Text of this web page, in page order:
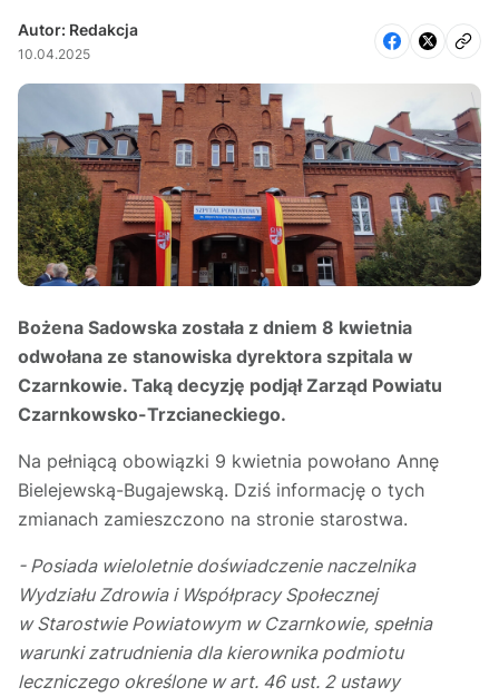
Autor: Redakcja
10.04.2025
Bożena Sadowska została z dniem 8 kwietnia
odwołana ze stanowiska dyrektora szpitala w
Czarnkowie. Taką decyzję podjął Zarząd Powiatu
Czarnkowsko-Trzcianeckiego.
Na pełniącą obowiązki 9 kwietnia powołano Annę
Bielejewską-Bugajewską. Dziś informację o tych
zmianach zamieszczono na stronie starostwa.
- Posiada wieloletnie doświadczenie naczelnika
Wydziału Zdrowia i Współpracy Społecznej
w Starostwie Powiatowym w Czarnkowie, spełnia
warunki zatrudnienia dla kierownika podmiotu
leczniczego określone w art. 46 ust. 2 ustawy